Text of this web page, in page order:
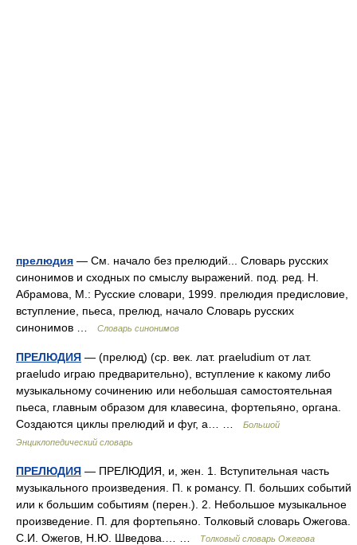
прелюдия — См. начало без прелюдий... Словарь русских
синонимов и сходных по смыслу выражений. под. ред. Н.
Абрамова, М.: Русские словари, 1999. прелюдия предисловие,
вступление, пьеса, прелюд, начало Словарь русских
синонимов …
Словарь синонимов
ПРЕЛЮДИЯ — (прелюд) (ср. век. лат. praeludium от лат.
praeludo играю предварительно), вступление к какому либо
музыкальному сочинению или небольшая самостоятельная
пьеса, главным образом для клавесина, фортепьяно, органа.
Создаются циклы прелюдий и фуг, а… …
Большой
Энциклопедический словарь
ПРЕЛЮДИЯ — ПРЕЛЮДИЯ, и, жен. 1. Вступительная часть
музыкального произведения. П. к романсу. П. больших событий
или к большим событиям (перен.). 2. Небольшое музыкальное
произведение. П. для фортепьяно. Толковый словарь Ожегова.
С.И. Ожегов, Н.Ю. Шведова.… …
Толковый словарь Ожегова